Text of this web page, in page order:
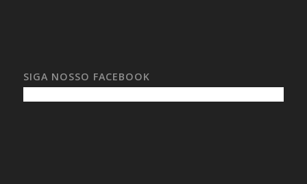
SIGA NOSSO FACEBOOK